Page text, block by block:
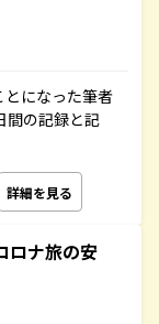
になった筆者
間の記録と記
詳細を見る
ロナ旅の安